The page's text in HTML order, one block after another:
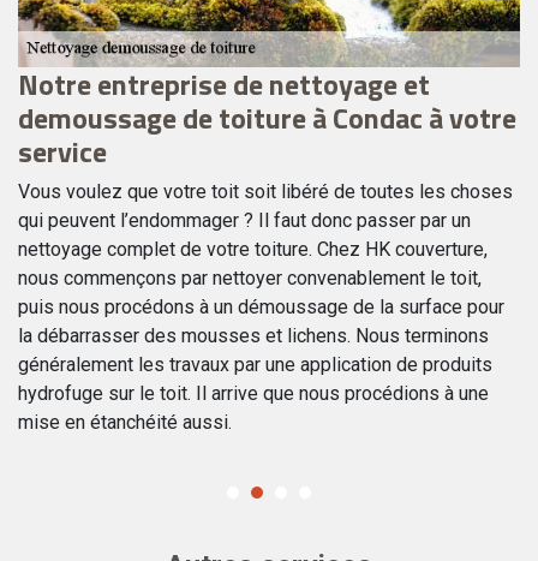
Notre entreprise de nettoyage et
demoussage de toiture à Condac à votre
service
Vous voulez que votre toit soit libéré de toutes les choses
qui peuvent l’endommager ? Il faut donc passer par un
nettoyage complet de votre toiture. Chez HK couverture,
nous commençons par nettoyer convenablement le toit,
puis nous procédons à un démoussage de la surface pour
la débarrasser des mousses et lichens. Nous terminons
généralement les travaux par une application de produits
hydrofuge sur le toit. Il arrive que nous procédions à une
mise en étanchéité aussi.